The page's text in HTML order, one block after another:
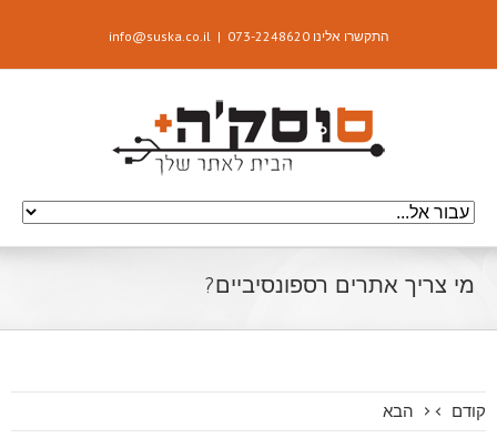
התקשרו אלינו 073-2248620 |
info@suska.co.il
מי צריך אתרים רספונסיביים?
קודם הבא